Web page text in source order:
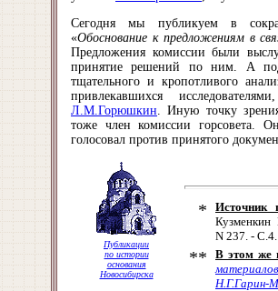
Сегодня мы публикуем в
«Обоснование к предложениям в
Предложения комиссии были
принятие решений по ним. А
тщательного и кропотливого
привлекавшихся
Л.М.Горюшкин. Иную точку
тоже член комиссии горсовета.
голосовал против принятого
Публикации
по истории
основания
Новосибирска
*
Источник
N 237. - С.4.
**
В этом же
Н.Г.Гарин-